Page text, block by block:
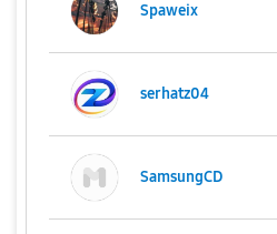
Spaweix
serhatz04
SamsungCD